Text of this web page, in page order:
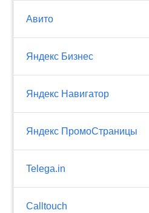
Авито
Яндекс Бизнес
Яндекс Навигатор
Яндекс ПромоСтраницы
Telega.in
Calltouch